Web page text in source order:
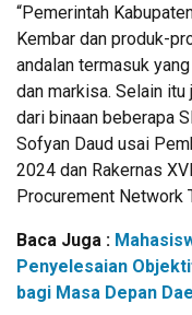
“Pemerintah
Kembar dan produk-
andalan termasuk
dan markisa. Selain
dari binaan beberapa
Sofyan Daud usai
2024 dan Rakernas
Procurement Network
Baca Juga :
Penyelesaian
bagi Masa Depan